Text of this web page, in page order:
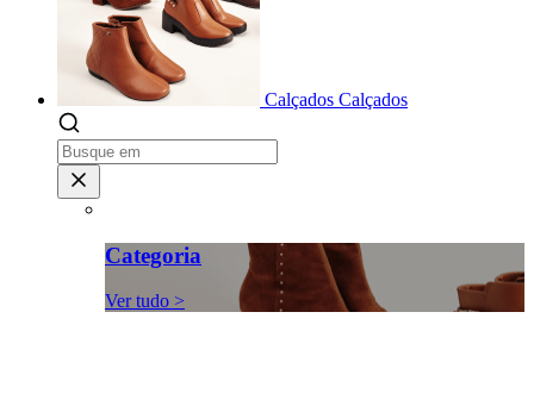
Calçados Calçados
Categoria
Ver tudo >